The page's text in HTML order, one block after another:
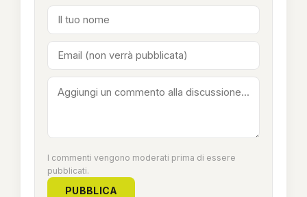
I commenti vengono moderati prima di essere
pubblicati.
PUBBLICA